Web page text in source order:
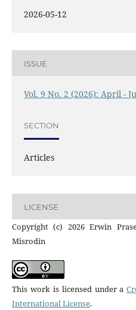
2026-05-12
ISSUE
Vol. 9 No. 2 (2026): April -
SECTION
Articles
LICENSE
Copyright (c) 2026 Erwin
Misrodin
This work is licensed under a
International License.